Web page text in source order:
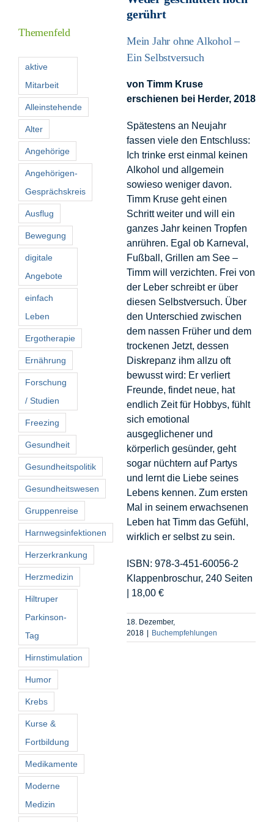
nach:
gerührt
Mein Jahr ohne Alkohol –
Ein Selbstversuch
von Timm Kruse
erschienen bei Herder, 2018
Spätestens an Neujahr
fassen viele den Entschluss:
Ich trinke erst einmal keinen
Alkohol und allgemein
sowieso weniger davon.
Timm Kruse geht einen
Schritt weiter und will ein
ganzes Jahr keinen Tropfen
anrühren. Egal ob Karneval,
Fußball, Grillen am See –
Timm will verzichten. Frei von
der Leber schreibt er über
diesen Selbstversuch. Über
den Unterschied zwischen
dem nassen Früher und dem
trockenen Jetzt, dessen
Diskrepanz ihm allzu oft
bewusst wird: Er verliert
Freunde, findet neue, hat
endlich Zeit für Hobbys, fühlt
sich emotional
ausgeglichener und
körperlich gesünder, geht
sogar nüchtern auf Partys
und lernt die Liebe seines
Lebens kennen. Zum ersten
Mal in seinem erwachsenen
Leben hat Timm das Gefühl,
wirklich er selbst zu sein.
ISBN: 978-3-451-60056-2
Klappenbroschur, 240 Seiten
| 18,00 €
18. Dezember,
2018
Buchempfehlungen
Themenfeld
aktive
Mitarbeit
Alleinstehende
Alter
Angehörige
Angehörigen-
Gesprächskreis
Ausflug
Bewegung
digitale
Angebote
einfach
Leben
Ergotherapie
Ernährung
Forschung
/ Studien
Freezing
Gesundheit
Gesundheitspolitik
Gesundheitswesen
Gruppenreise
Harnwegsinfektionen
Herzerkrankung
Herzmedizin
Hiltruper
Parkinson-
Tag
Hirnstimulation
Humor
Krebs
Kurse &
Fortbildung
Medikamente
Moderne
Medizin